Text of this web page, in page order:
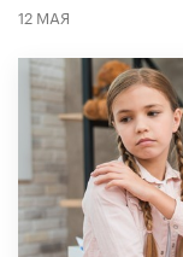
12 МАЯ